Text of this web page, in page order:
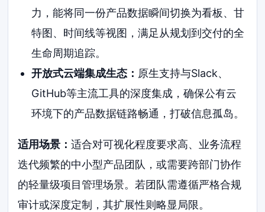
力，能将同一份产品数据瞬间切换为看板、甘
特图、时间线等视图，满足从规划到交付的全
生命周期追踪。
开放式云端集成生态： 原生支持与Slack、
GitHub等主流工具的深度集成，确保公有云
环境下的产品数据链路畅通，打破信息孤岛。
适用场景：适合对可视化程度要求高、业务流程
迭代频繁的中小型产品团队，或需要跨部门协作
的轻量级项目管理场景。若团队需遵循严格合规
审计或深度定制，其扩展性则略显局限。